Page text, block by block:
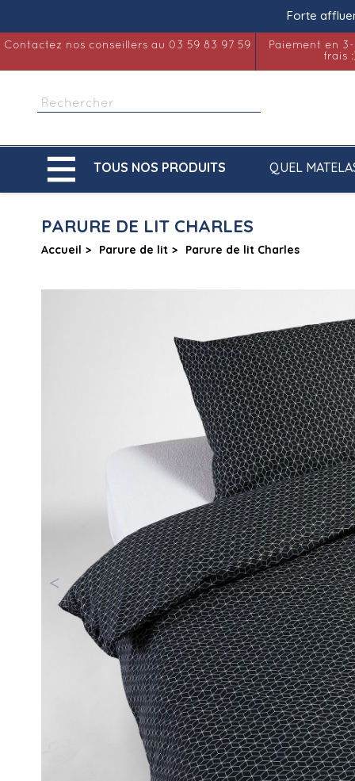
Forte
Contactez nos conseillers au 03 59 83 97 59
Paiement en
frais
 TOUS NOS PRODUITS QUEL
PARURE DE LIT CHARLES
Accueil Parure de lit Parure de lit Charles